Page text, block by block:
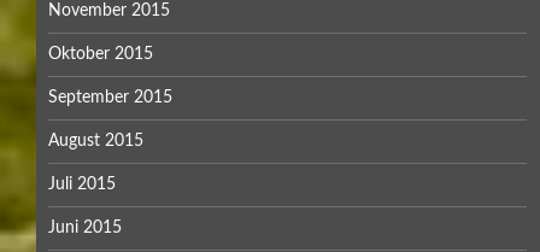
November 2015
Oktober 2015
September 2015
August 2015
Juli 2015
Juni 2015